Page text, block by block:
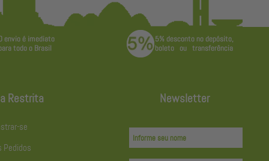
Restrita
se
Pedidos
Newsletter